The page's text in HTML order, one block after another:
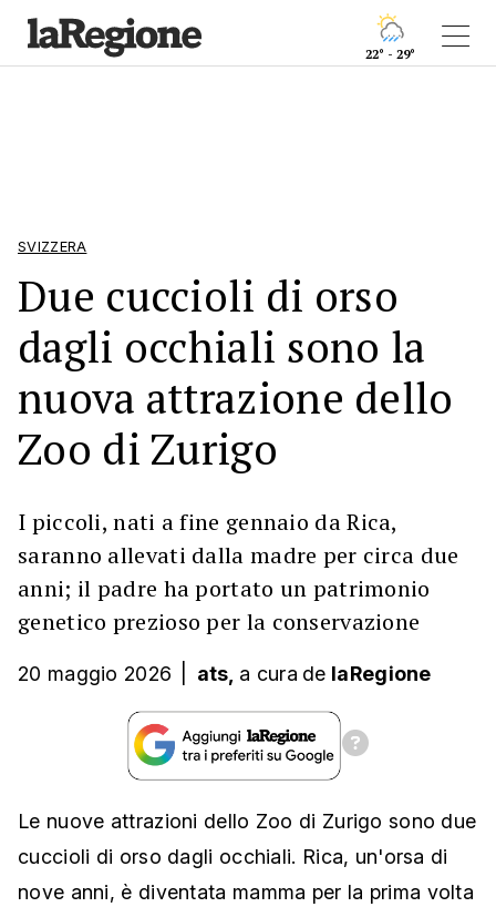
22° - 29°
SVIZZERA
Due cuccioli di orso
dagli occhiali sono la
nuova attrazione dello
Zoo di Zurigo
I piccoli, nati a fine gennaio da Rica,
saranno allevati dalla madre per circa due
anni; il padre ha portato un patrimonio
genetico prezioso per la conservazione
20 maggio 2026 ats, a cura de laRegione
Le nuove attrazioni dello Zoo di Zurigo sono due
cuccioli di orso dagli occhiali. Rica, un'orsa di
nove anni, è diventata mamma per la prima volta